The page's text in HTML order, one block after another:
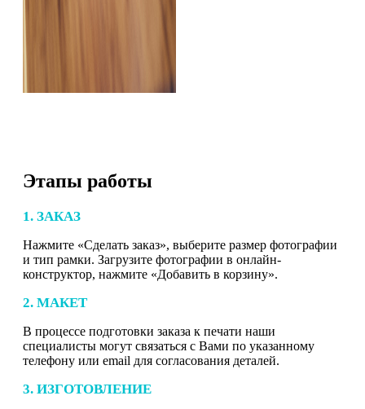
Этапы работы
1. ЗАКАЗ
Нажмите «Сделать заказ», выберите размер фотографии
и тип рамки. Загрузите фотографии в онлайн-
конструктор, нажмите «Добавить в корзину».
2. МАКЕТ
В процессе подготовки заказа к печати наши
специалисты могут связаться с Вами по указанному
телефону или email для согласования деталей.
3. ИЗГОТОВЛЕНИЕ